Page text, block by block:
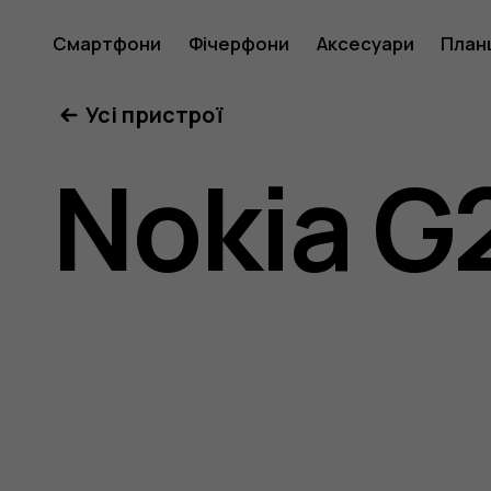
Nokia
Смартфони Фічерфони Аксесуари
Усі пристрої
Nokia